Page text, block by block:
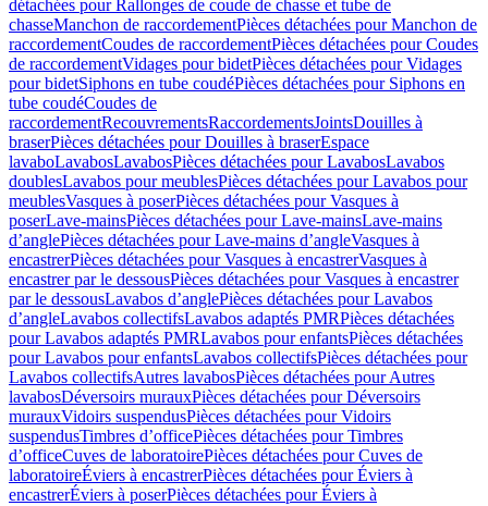
détachées pour Rallonges de coude de chasse et tube de
chasseManchon de raccordementPièces détachées pour Manchon de
raccordementCoudes de raccordementPièces détachées pour Coudes
de raccordementVidages pour bidetPièces détachées pour Vidages
pour bidetSiphons en tube coudéPièces détachées pour Siphons en
tube coudéCoudes de
raccordementRecouvrementsRaccordementsJointsDouilles à
braserPièces détachées pour Douilles à braserEspace
lavaboLavabosLavabosPièces détachées pour LavabosLavabos
doublesLavabos pour meublesPièces détachées pour Lavabos pour
meublesVasques à poserPièces détachées pour Vasques à
poserLave-mainsPièces détachées pour Lave-mainsLave-mains
d’anglePièces détachées pour Lave-mains d’angleVasques à
encastrerPièces détachées pour Vasques à encastrerVasques à
encastrer par le dessousPièces détachées pour Vasques à encastrer
par le dessousLavabos d’anglePièces détachées pour Lavabos
d’angleLavabos collectifsLavabos adaptés PMRPièces détachées
pour Lavabos adaptés PMRLavabos pour enfantsPièces détachées
pour Lavabos pour enfantsLavabos collectifsPièces détachées pour
Lavabos collectifsAutres lavabosPièces détachées pour Autres
lavabosDéversoirs murauxPièces détachées pour Déversoirs
murauxVidoirs suspendusPièces détachées pour Vidoirs
suspendusTimbres dʼofficePièces détachées pour Timbres
dʼofficeCuves de laboratoirePièces détachées pour Cuves de
laboratoireÉviers à encastrerPièces détachées pour Éviers à
encastrerÉviers à poserPièces détachées pour Éviers à